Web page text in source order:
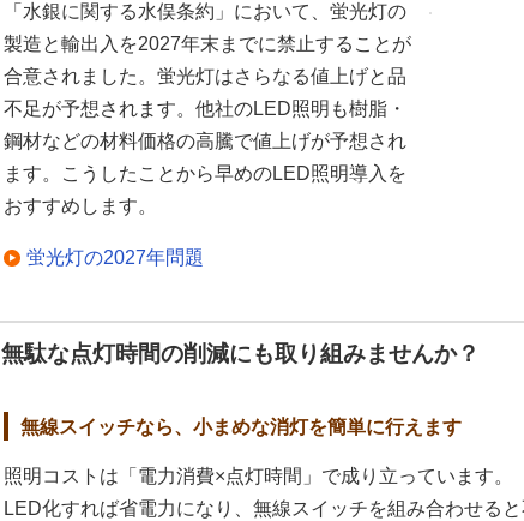
「水銀に関する水俣条約」において、蛍光灯の
製造と輸出入を2027年末までに禁止することが
合意されました。蛍光灯はさらなる値上げと品
不足が予想されます。他社のLED照明も樹脂・
鋼材などの材料価格の高騰で値上げが予想され
ます。こうしたことから早めのLED照明導入を
おすすめします。
蛍光灯の2027年問題
無駄な点灯時間の削減にも取り組みませんか？
無線スイッチなら、小まめな消灯を簡単に行えます
照明コストは「電力消費×点灯時間」で成り立っています。
LED化すれば省電力になり、無線スイッチを組み合わせる